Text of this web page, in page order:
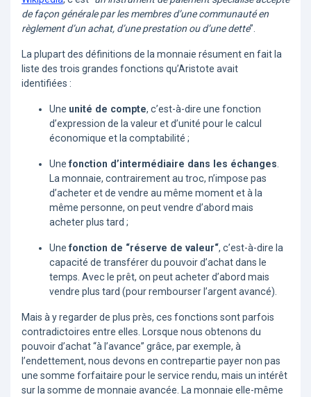
de façon générale par les membres d’une communauté en
règlement d’un achat, d’une prestation ou d’une dette”.
La plupart des définitions de la monnaie résument en fait la
liste des trois grandes fonctions qu’Aristote avait
identifiées :
Une unité de compte, c’est-à-dire une fonction
d’expression de la valeur et d’unité pour le calcul
économique et la comptabilité ;
Une fonction d’intermédiaire dans les échanges.
La monnaie, contrairement au troc, n’impose pas
d’acheter et de vendre au même moment et à la
même personne, on peut vendre d’abord mais
acheter plus tard ;
Une fonction de “réserve de valeur“, c’est-à-dire la
capacité de transférer du pouvoir d’achat dans le
temps. Avec le prêt, on peut acheter d’abord mais
vendre plus tard (pour rembourser l’argent avancé).
Mais à y regarder de plus près, ces fonctions sont parfois
contradictoires entre elles. Lorsque nous obtenons du
pouvoir d’achat “à l’avance” grâce, par exemple, à
l’endettement, nous devons en contrepartie payer non pas
une somme forfaitaire pour le service rendu, mais un intérêt
sur la somme de monnaie avancée. La monnaie elle-même